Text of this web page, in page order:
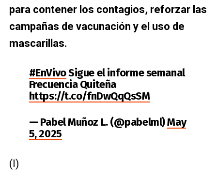
para contener los contagios, reforzar las
campañas de vacunación y el uso de
mascarillas.
#EnVivoSigue el informe semanal
Frecuencia Quiteña
https://t.co/fnDwQqQsSM
— Pabel Muñoz L. (@pabelml)May
5, 2025
(I)